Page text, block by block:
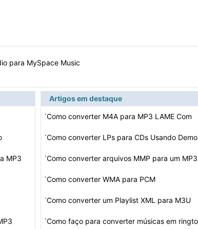
para MySpace Music
MP3
Artigos em destaque
·Como converter M4A para MP3 LAME Com
·Como converter LPs para CDs Usando Demo
·Como converter arquivos MMP para um MP3
·Como converter WMA para PCM
·Como converter um Playlist XML para M3U
·